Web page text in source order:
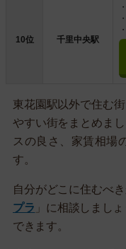
10位 千里中央駅
東花園駅以外で住む
やすい街をまとめま
スの良さ、家賃相場
す。
自分がどこに住むべ
プラ 」に相談しまし
できます。